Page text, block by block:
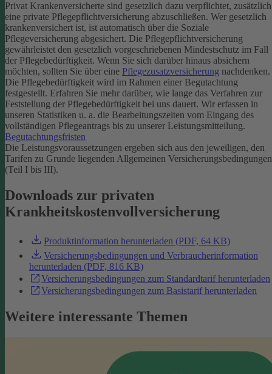
Privat Krankenversicherte sind gesetzlich dazu verpflichtet, zusätzlich
eine private Pflegepflichtversicherung abzuschließen. Wer gesetzlich
krankenversichert ist, ist automatisch über die Soziale
Pflegeversicherung abgesichert. Die Pflegepflichtversicherung
gewährleistet den gesetzlich vorgeschriebenen Mindestschutz im Fall
der Pflegebedürftigkeit. Wenn Sie sich darüber hinaus absichern
möchten, sollten Sie über eine Pflegezusatzversicherung nachdenken.
Die Pflegebedürftigkeit wird im Rahmen einer Begutachtung
festgestellt. Erfahren Sie mehr darüber, wie lange das Verfahren zur
Feststellung der Pflegebedürftigkeit bei uns dauert. Wir erfassen in
unseren Statistiken u. a. die Bearbeitungszeiten vom Eingang des
vollständigen Pflegeantrags bis zu unserer Leistungsmitteilung.
Begutachtungsfristen
Die Leistungsvoraussetzungen ergeben sich aus den jeweiligen, den
Tarifen zu Grunde liegenden Allgemeinen Versicherungsbedingungen
(Teil I bis III).
Downloads zur privaten
Krankheitskostenvollversicherung
Produktinformation herunterladen (PDF, 64 KB)
Versicherungsbedingungen und Verbraucherinformation
herunterladen (PDF, 816 KB)
Versicherungsbedingungen zum Standardtarif herunterladen
Versicherungsbedingungen zum Basistarif herunterladen
Weitere interessante Themen